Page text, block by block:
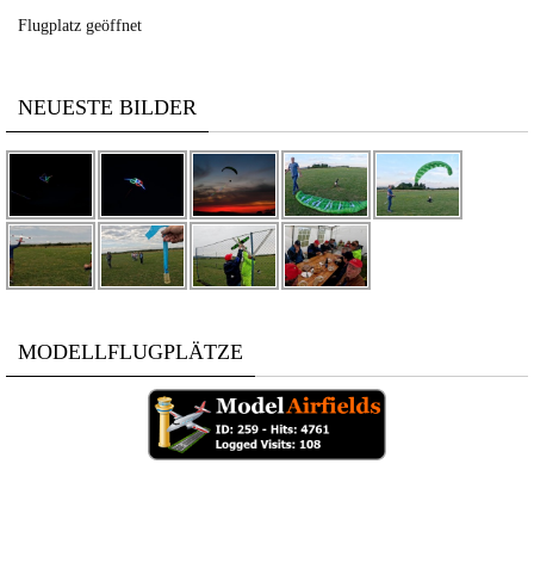
Flugplatz geöffnet
NEUESTE BILDER
MODELLFLUGPLÄTZE